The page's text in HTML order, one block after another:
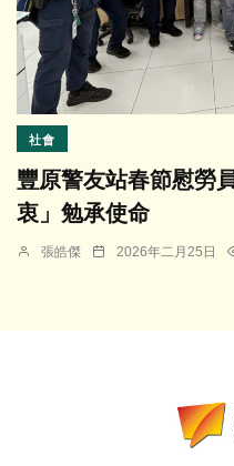
社會
豐原警友站春節慰勞
衷」勉承使命
張皓傑 2026年二月25日